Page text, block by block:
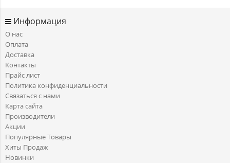
Информация
О нас
Оплата
Доставка
Контакты
Прайс лист
Политика конфиденциальности
Связаться с нами
Карта сайта
Производители
Акции
Популярные Товары
Хиты Продаж
Новинки